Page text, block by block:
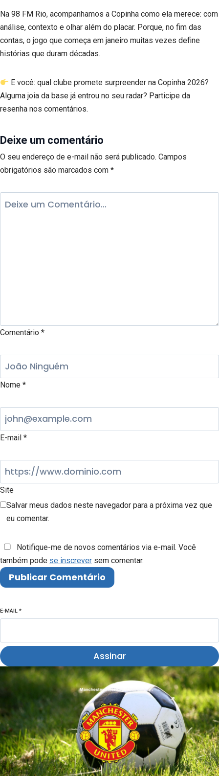
Na 98 FM Rio, acompanhamos a Copinha como ela merece: com
análise, contexto e olhar além do placar. Porque, no fim das
contas, o jogo que começa em janeiro muitas vezes define
histórias que duram décadas.
E você: qual clube promete surpreender na Copinha 2026?
Alguma joia da base já entrou no seu radar? Participe da
resenha nos comentários.
Deixe um comentário
O seu endereço de e-mail não será publicado. Campos
obrigatórios são marcados com *
Comentário *
Nome *
E-mail *
Site
Salvar meus dados neste navegador para a próxima vez que
eu comentar.
Notifique-me de novos comentários via e-mail. Você
também pode se inscrever sem comentar.
E-MAIL *
Assinar